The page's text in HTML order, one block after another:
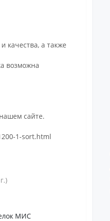
качества, а также
возможна
сайте.
1-sort.html
МИС